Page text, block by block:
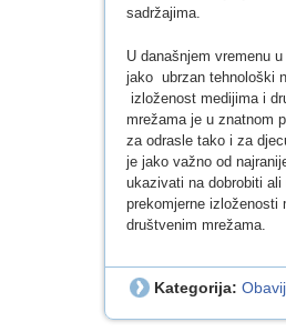
sadržajima.
U današnjem vremenu
jako ubrzan tehnološki
izloženost medijima i
mrežama je u znatnom
za odrasle tako i za
je jako važno od
ukazivati na dobrobiti
prekomjerne izloženosti
društvenim mrežama.
Kategorija: